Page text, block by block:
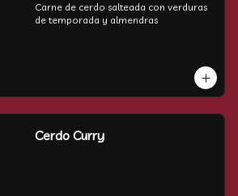
Carne de cerdo salteada con verduras
de temporada y almendras
Cerdo Curry